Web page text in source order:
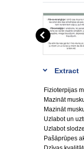
Extract
Fizioterpijas
Mazināt
Mazināt
Uzlabot un
Uzlabot
Pašāprūpes